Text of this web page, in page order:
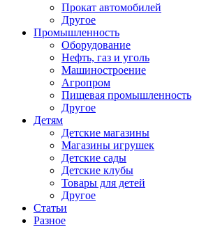
Прокат автомобилей
Другое
Промышленность
Оборудование
Нефть, газ и уголь
Машиностроение
Агропром
Пищевая промышленность
Другое
Детям
Детские магазины
Магазины игрушек
Детские сады
Детские клубы
Товары для детей
Другое
Статьи
Разное